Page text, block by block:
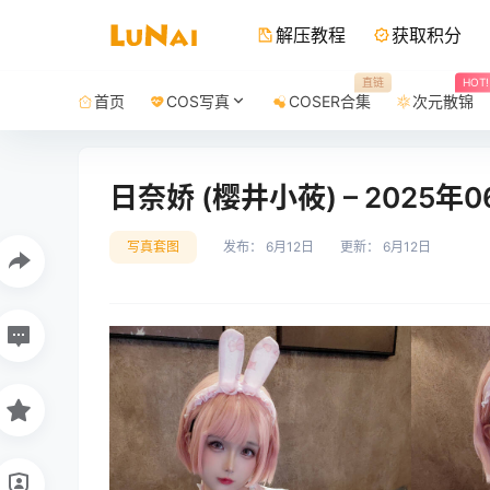
解压教程 获取积分
首页 COS写真 COSER合集
直链
次元散锦
HOT!
日奈娇 (樱井小莜) – 2025
写真套图 发布： 6月12日 更新： 6月12日